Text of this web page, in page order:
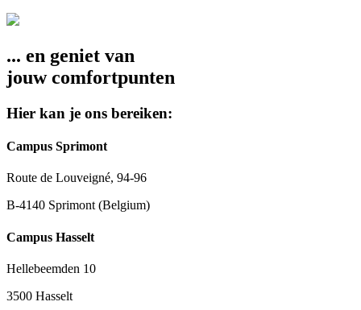
... en geniet van
jouw comfortpunten
Hier kan je ons bereiken:
Campus Sprimont
Route de Louveigné, 94-96
B-4140 Sprimont (Belgium)
Campus Hasselt
Hellebeemden 10
3500 Hasselt